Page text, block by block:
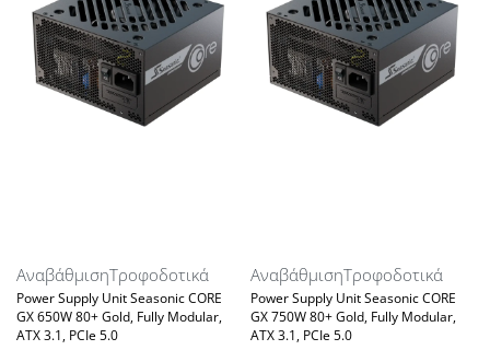
ΑναβάθμισηΤροφοδοτικά
Power Supply Unit Seasonic CORE
GX 650W 80+ Gold, Fully Modular,
ATX 3.1, PCIe 5.0
ΑναβάθμισηΤροφοδοτικά
Power Supply Unit Seasonic CORE
GX 750W 80+ Gold, Fully Modular,
ATX 3.1, PCIe 5.0